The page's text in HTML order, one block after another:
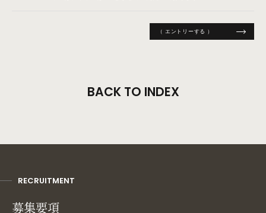
（ エントリーする ）
BACK TO INDEX
RECRUITMENT
募集要項